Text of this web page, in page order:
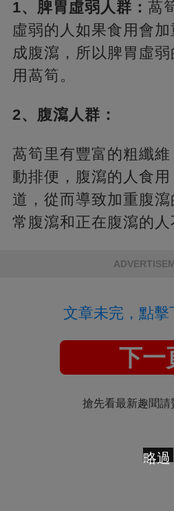
1、脾胃虛弱人群： 萵
虛弱的人如果食用會
成腹瀉，所以脾胃虛
用萵筍。
2、腹瀉人群：
萵筍里有豐富的粗纖
動排便，腹瀉的人食
道，從而導致加重腹
常腹瀉和正在腹瀉的人
文章未完，點擊
下一
搶先看最新趣聞請
略過